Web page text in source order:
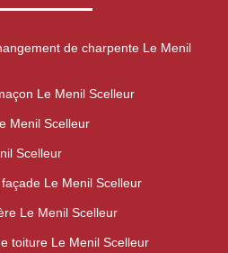
de charpente Le Menil
Le Menil Scelleur
Menil Scelleur
Scelleur
Le Menil Scelleur
Le Menil Scelleur
toiture Le Menil Scelleur